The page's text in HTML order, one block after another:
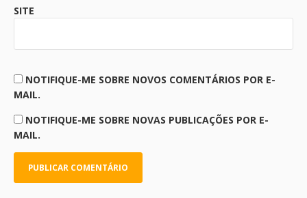
SITE
NOTIFIQUE-ME SOBRE NOVOS COMENTÁRIOS POR E-
MAIL.
NOTIFIQUE-ME SOBRE NOVAS PUBLICAÇÕES POR E-
MAIL.